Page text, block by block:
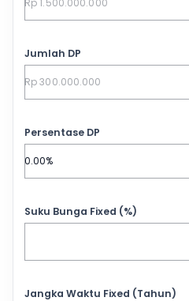
Jumlah DP
Persentase DP
Suku Bunga Fixed (%)
Jangka Waktu Fixed (Tahun)